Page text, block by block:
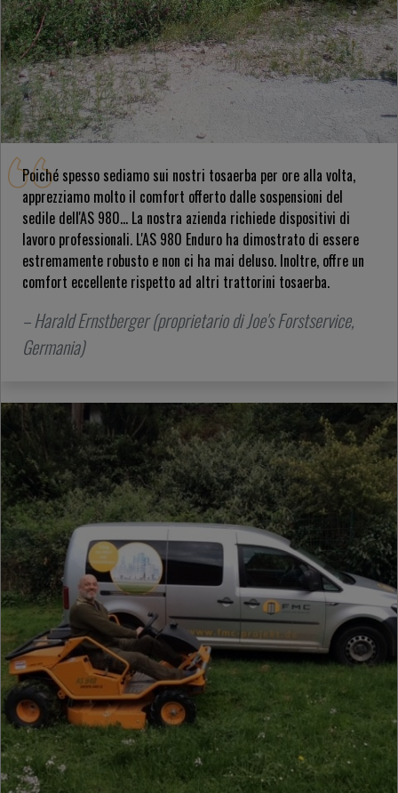
Poiché spesso sediamo sui nostri tosaerba per ore alla volta,
apprezziamo molto il comfort offerto dalle sospensioni del
sedile dell'AS 980... La nostra azienda richiede dispositivi di
lavoro professionali. L'AS 980 Enduro ha dimostrato di essere
estremamente robusto e non ci ha mai deluso. Inoltre, offre un
comfort eccellente rispetto ad altri trattorini tosaerba.
– Harald Ernstberger (proprietario di Joe's Forstservice,
Germania)